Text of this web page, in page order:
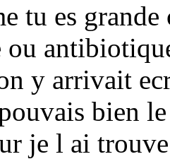
tu es
y arrivait
bien
je l ai